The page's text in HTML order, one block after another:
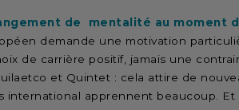
de mentalité au moment
demande une motivation
de carrière positif, jamais une
et Quintet : cela attire de
international apprennent beaucoup.